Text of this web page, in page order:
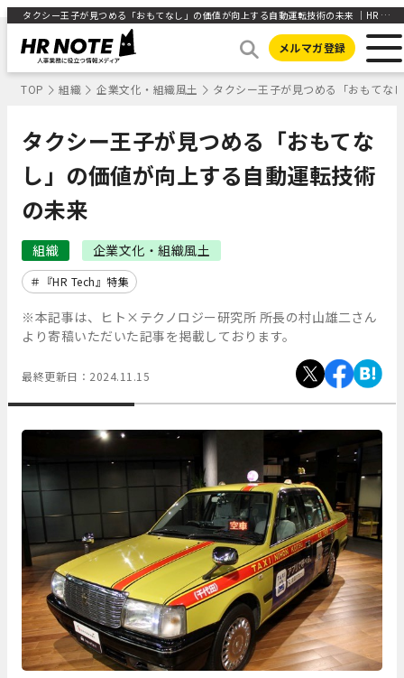
タクシー王子が見つめる「おもてなし」の価値が向上する自動運転技術の未来 ｜HR NOTE
メルマガ登録
TOP 組織 企業文化・組織風土 タクシー王子が見つめる「おもてな
タクシー王子が見つめる「おもてな
し」の価値が向上する自動運転技術
の未来
組織 企業文化・組織風土
『HR Tech』特集
※本記事は、ヒト×テクノロジー研究所 所長の村山雄二さん
より寄稿いただいた記事を掲載しております。
最終更新日： 2024.11.15